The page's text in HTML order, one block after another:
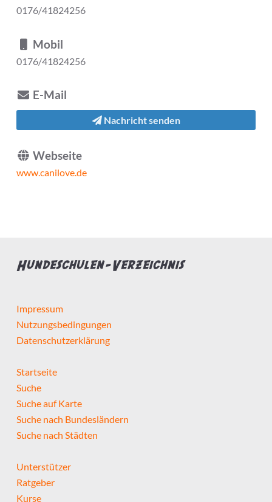
0176/41824256
Mobil
0176/41824256
E-Mail
Nachricht senden
Webseite
www.canilove.de
Hundeschulen-Verzeichnis
Impressum
Nutzungsbedingungen
Datenschutzerklärung
Startseite
Suche
Suche auf Karte
Suche nach Bundesländern
Suche nach Städten
Unterstützer
Ratgeber
Kurse